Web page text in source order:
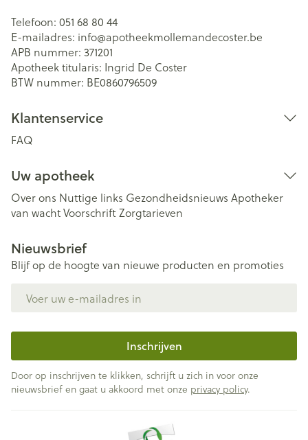
Telefoon: 051 68 80 44
E-mailadres: info@apotheekmollemandecoster.be
APB nummer: 371201
Apotheek titularis: Ingrid De Coster
BTW nummer: BE0860796509
Klantenservice
FAQ
Uw apotheek
Over ons Nuttige links Gezondheidsnieuws Apotheker
van wachtVoorschriftZorgtarieven
Nieuwsbrief
Blijf op de hoogte van nieuwe producten en promoties
Inschrijven
Door op inschrijven te klikken, schrijft u zich in voor onze
nieuwsbrief en gaat u akkoord met onze privacy policy.